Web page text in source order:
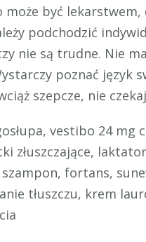
być
podchodzić
nie są trudne. Nie
poznać język
szepcze, nie
vestibo 24 mg
złuszczające,
fortans,
tłuszczu, krem